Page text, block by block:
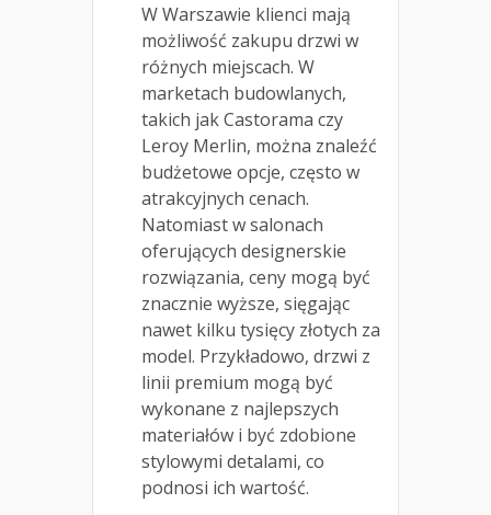
W Warszawie klienci mają
możliwość zakupu drzwi w
różnych miejscach. W
marketach budowlanych,
takich jak Castorama czy
Leroy Merlin, można znaleźć
budżetowe opcje, często w
atrakcyjnych cenach.
Natomiast w salonach
oferujących designerskie
rozwiązania, ceny mogą być
znacznie wyższe, sięgając
nawet kilku tysięcy złotych za
model. Przykładowo, drzwi z
linii premium mogą być
wykonane z najlepszych
materiałów i być zdobione
stylowymi detalami, co
podnosi ich wartość.